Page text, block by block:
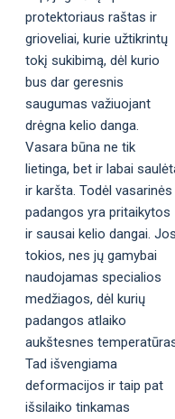
protektoriaus raštas ir
grioveliai, kurie užtikrintų
tokį sukibimą, dėl kurio
bus dar geresnis
saugumas važiuojant
drėgna kelio danga.
Vasara būna ne tik
lietinga, bet ir labai
ir karšta. Todėl vasarinės
padangos yra pritaikytos
ir sausai kelio dangai. Jos
tokios, nes jų gamybai
naudojamas specialios
medžiagos, dėl kurių
padangos atlaiko
aukštesnes
Tad išvengiama
deformacijos ir taip pat
išsilaiko tinkamas